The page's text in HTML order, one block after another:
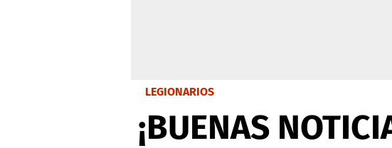
LEGIONARIOS
¡BUENAS